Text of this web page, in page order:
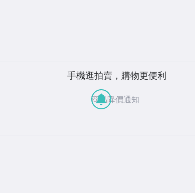
手機逛拍賣，購物更便利
商品降價通知